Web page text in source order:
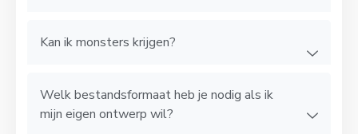
Kan ik monsters krijgen?
Welk bestandsformaat heb je nodig als ik
mijn eigen ontwerp wil?